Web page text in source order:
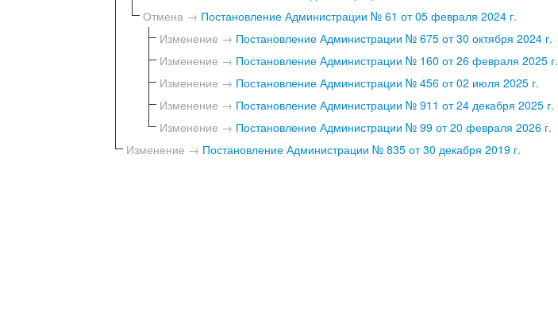
Отмена → Постановление Администрации № 61 от 05 февраля 2024 г.
Изменение → Постановление Администрации № 675 от 30 октября 2024 г.
Изменение → Постановление Администрации № 160 от 26 февраля 2025 г.
Изменение → Постановление Администрации № 456 от 02 июля 2025 г.
Изменение → Постановление Администрации № 911 от 24 декабря 2025 г.
Изменение → Постановление Администрации № 99 от 20 февраля 2026 г.
Изменение → Постановление Администрации № 835 от 30 декабря 2019 г.